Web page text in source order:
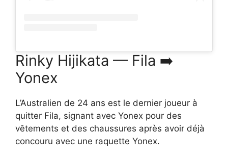
Rinky Hijikata — Fila ➡️
Yonex
L’Australien de 24 ans est le dernier joueur à
quitter Fila, signant avec Yonex pour des
vêtements et des chaussures après avoir déjà
concouru avec une raquette Yonex.